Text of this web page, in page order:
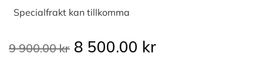
Specialfrakt kan tillkomma
9 900.00kr 8 500.00 kr